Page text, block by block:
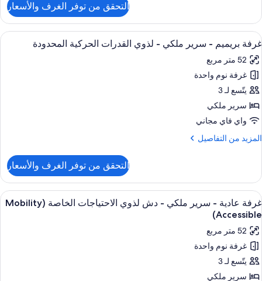
لذوي
الاحتياجات
الخاصة
(Communications)
غرفة
عادية
-
سريران
كبيران
حوض
استحمام
لذوي
الاحتياجات
الخاصة
(Communications)
التحقق من توفر الغرف والأسعار
استعراض
جميع
صور
غرفة
بريميم
-
سرير
ملكي
-
الحركية
المحدودة
ملاءات من القطن المصري وأغطية فراش
4
غرفة بريميم - سرير ملكي - لذوي القدرات الحركية المحدودة
52 متر مربع
غرفة نوم واحدة
يتّسع لـ 3
سرير ملكي
واي فاي مجاني
المزيد من التفاصيل
المزيد
غرفة
بريميم
-
سرير
لذوي
القدرات
الحركية
المحدودة
التحقق من توفر الغرف والأسعار
استعراض
جميع
صور
غرفة
عادية
-
سرير
ملاءات من القطن المصري وأغطية فراش
6
غرفة عادية - سرير ملكي - دش لذوي الاحتياجات الخاصة (Mobility
Accessible)
52 متر مربع
غرفة نوم واحدة
يتّسع لـ 3
سرير ملكي